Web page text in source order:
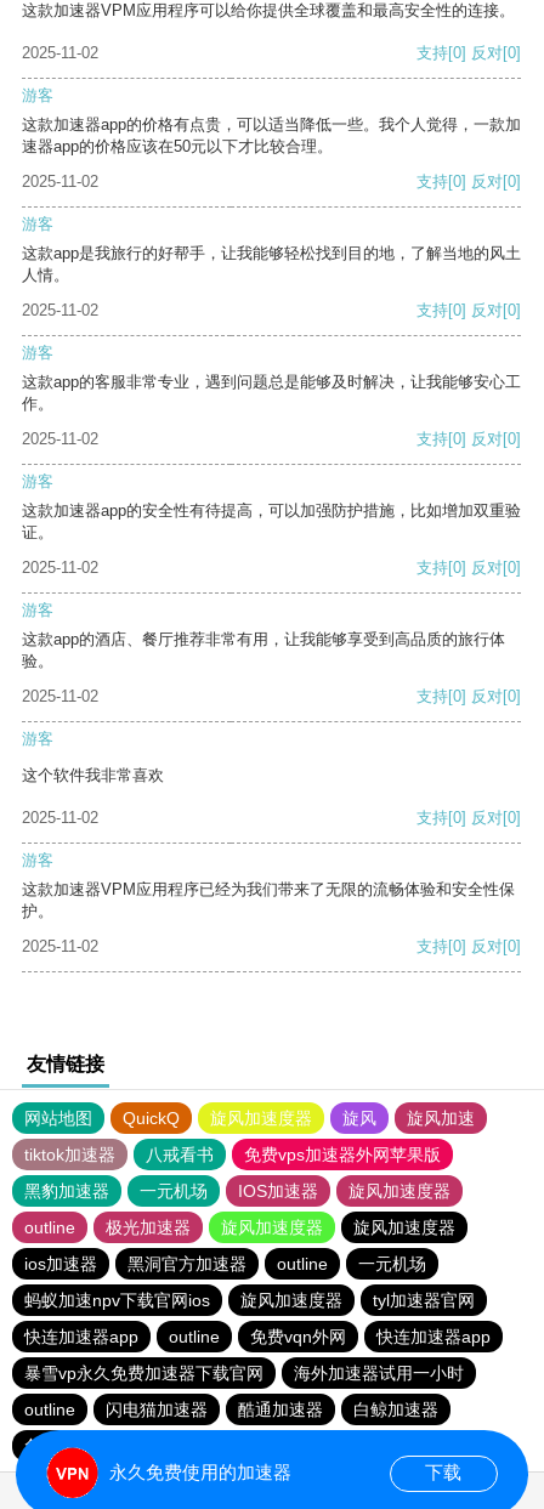
这款加速器VPM应用程序可以给你提供全球覆盖和最高安全性的连接。
2025-11-02 支持[0] 反对[0]
游客
这款加速器app的价格有点贵，可以适当降低一些。我个人觉得，一款加
速器app的价格应该在50元以下才比较合理。
2025-11-02
支持[0] 反对[0]
游客
这款app是我旅行的好帮手，让我能够轻松找到目的地，了解当地的风土
人情。
2025-11-02
支持[0] 反对[0]
游客
这款app的客服非常专业，遇到问题总是能够及时解决，让我能够安心工
作。
2025-11-02
支持[0] 反对[0]
游客
这款加速器app的安全性有待提高，可以加强防护措施，比如增加双重验
证。
2025-11-02
支持[0] 反对[0]
游客
这款app的酒店、餐厅推荐非常有用，让我能够享受到高品质的旅行体
验。
2025-11-02
支持[0] 反对[0]
游客
这个软件我非常喜欢
2025-11-02 支持[0] 反对[0]
游客
这款加速器VPM应用程序已经为我们带来了无限的流畅体验和安全性保
护。
2025-11-02
支持[0] 反对[0]
友情链接
网站地图 QuickQ 旋风加速度器 旋风
旋风加速
tiktok加速器
八戒看书
免费vps加速器外网苹果版
黑豹加速器
一元机场 IOS加速器
旋风加速度器
outline
极光加速器 旋风加速度器
旋风加速度器
ios加速器
黑洞官方加速器 outline
一元机场
蚂蚁加速npv下载官网ios
旋风加速度器
tyl加速器官网
快连加速器app
outline 免费vqn外网
快连加速器app
暴雪vp永久免费加速器下载官网
海外加速器试用一小时
outline
闪电猫加速器 酷通加速器
白鲸加速器
免费VP加速器
永久免费使用的加速器 下载